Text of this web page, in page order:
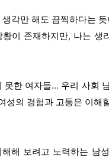
각만 해도 끔찍하다는
이 존재하지만, 나는
한 여자들… 우리 사회
의 경험과 고통은 이해
해 보려고 노력하는 남